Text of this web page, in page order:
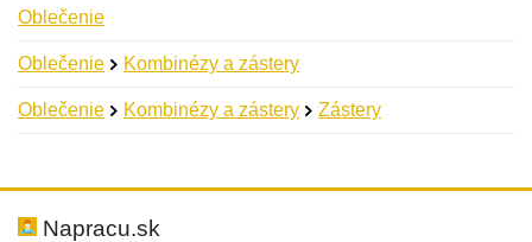
Oblečenie
Oblečenie Kombinézy a zástery
Oblečenie Kombinézy a zástery Zástery
Hodnotenie:
Meno:
Napracu.sk